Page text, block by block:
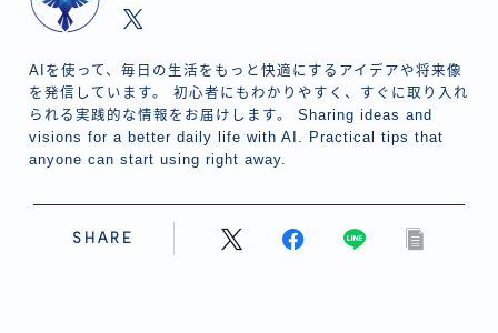
AIを使って、毎日の生活をもっと快適にするアイデアや将来像
を発信しています。 初心者にもわかりやすく、すぐに取り入れ
られる実践的な情報をお届けします。 Sharing ideas and
visions for a better daily life with AI. Practical tips that
anyone can start using right away.
SHARE